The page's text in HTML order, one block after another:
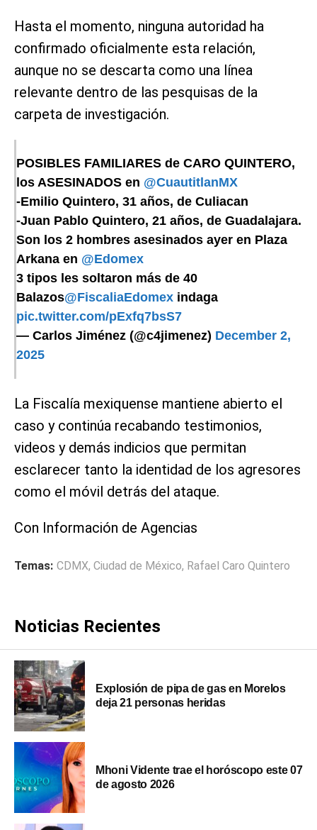
Hasta el momento, ninguna autoridad ha
confirmado oficialmente esta relación,
aunque no se descarta como una línea
relevante dentro de las pesquisas de la
carpeta de investigación.
POSIBLES FAMILIARES de CARO QUINTERO,
los ASESINADOS en @CuautitlanMX
-Emilio Quintero, 31 años, de Culiacan
-Juan Pablo Quintero, 21 años, de Guadalajara.
Son los 2 hombres asesinados ayer en Plaza
Arkana en @Edomex
3 tipos les soltaron más de 40
Balazos@FiscaliaEdomex indaga
pic.twitter.com/pExfq7bsS7
— Carlos Jiménez (@c4jimenez) December 2,
2025
La Fiscalía mexiquense mantiene abierto el
caso y continúa recabando testimonios,
videos y demás indicios que permitan
esclarecer tanto la identidad de los agresores
como el móvil detrás del ataque.
Con Información de Agencias
Temas: CDMX, Ciudad de México, Rafael Caro Quintero
Noticias Recientes
Explosión de pipa de gas en Morelos
deja 21 personas heridas
Mhoni Vidente trae el horóscopo este 07
de agosto 2026